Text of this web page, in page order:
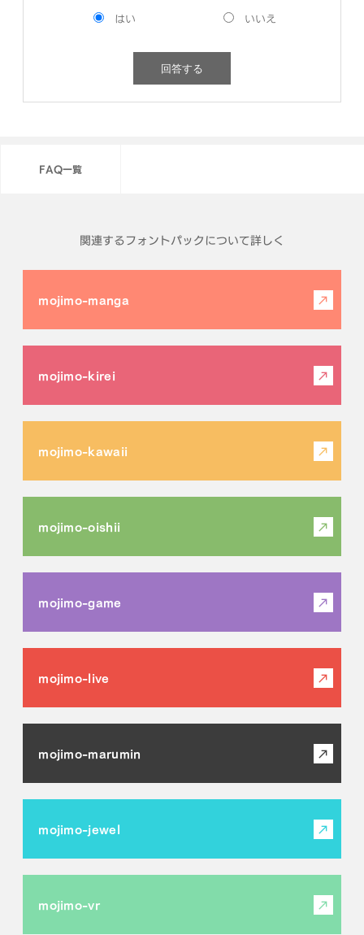
FAQ一覧
関連するフォントパックについて詳しく
mojimo-manga
mojimo-kirei
mojimo-kawaii
mojimo-oishii
mojimo-game
mojimo-live
mojimo-marumin
mojimo-jewel
mojimo-vr